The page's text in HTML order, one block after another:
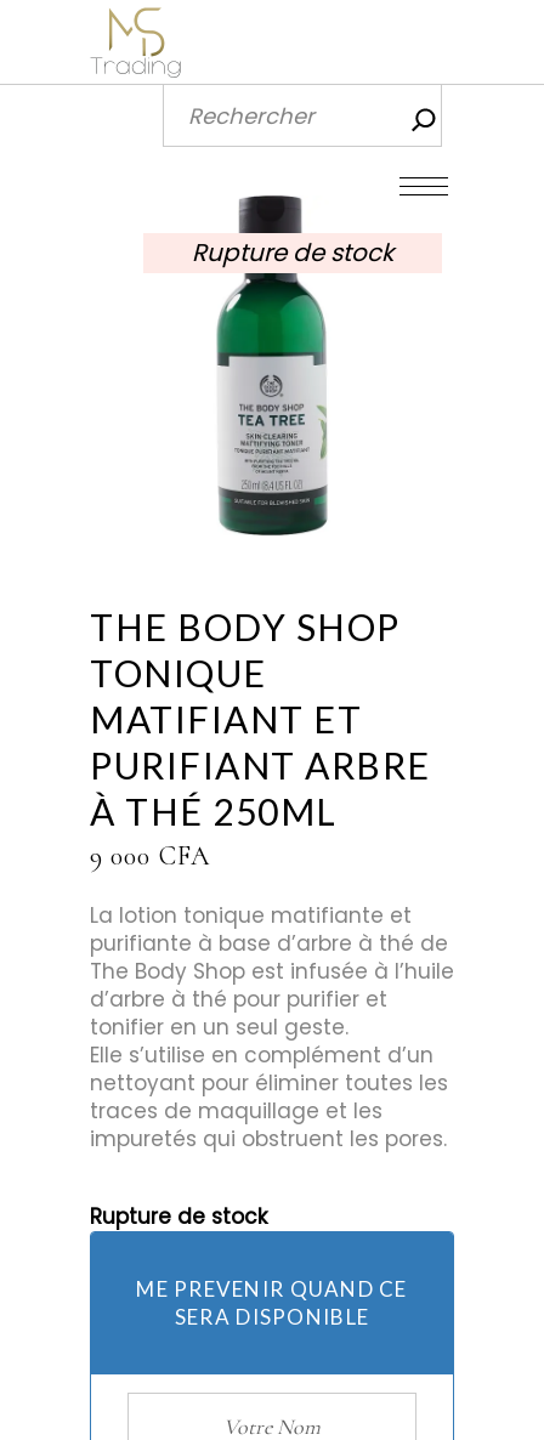
Rupture de stock
THE BODY SHOP
TONIQUE
MATIFIANT ET
PURIFIANT ARBRE
À THÉ 250ML
9 000 CFA
La lotion tonique matifiante et
purifiante à base d’arbre à thé de
The Body Shop est infusée à l’huile
d’arbre à thé pour purifier et
tonifier en un seul geste.
Elle s’utilise en complément d’un
nettoyant pour éliminer toutes les
traces de maquillage et les
impuretés qui obstruent les pores.
Rupture de stock
ME PREVENIR QUAND CE
SERA DISPONIBLE